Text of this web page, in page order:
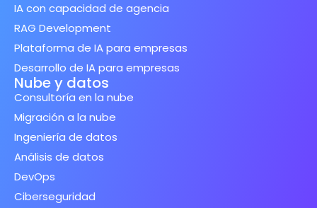
IA con capacidad de agencia
RAG Development
Plataforma de IA para empresas
Desarrollo de IA para empresas
Nube y datos
Consultoría en la nube
Migración a la nube
Ingeniería de datos
Análisis de datos
DevOps
Ciberseguridad